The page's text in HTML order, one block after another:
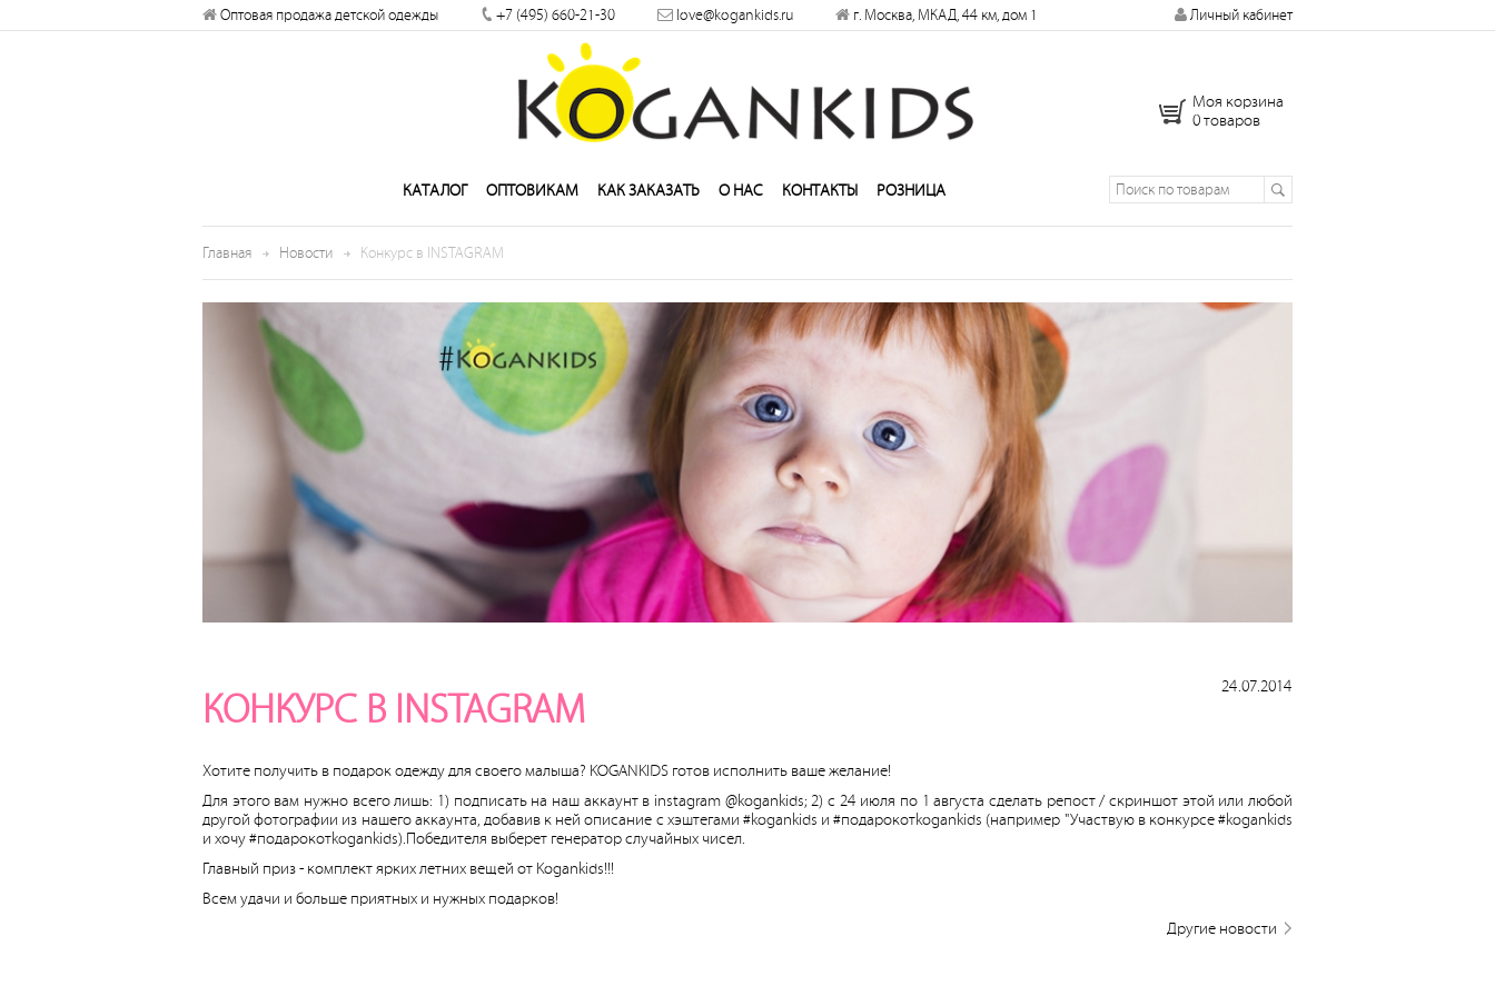
Разрешите сайту kogankids.ru
Разрешить
×
Оптовая продажа детской одежды +7 (495) 660-21-30 love@kogankids.ru г. Москва, МКАД, 44 км, дом 1 Личный кабинет
Моя корзина
0 товаров
КАТАЛОГ ОПТОВИКАМ КАК ЗАКАЗАТЬ О НАС КОНТАКТЫ РОЗНИЦА
Главная Новости Конкурс в INSTAGRAM
КОНКУРС В INSTAGRAM
24.07.2014
Хотите получить в подарок одежду для своего малыша? KOGANKIDS готов исполнить ваше желание!
Для этого вам нужно всего лишь: 1) подписать на наш аккаунт в instagram @kogankids; 2) с 24 июля по 1 августа сделать репост / скриншот этой или любой
другой фотографии из нашего аккаунта, добавив к ней описание с хэштегами #kogankids и #подарокотkogankids (например "Участвую в конкурсе #kogankids
и хочу #подарокотkogankids).Победителя выберет генератор случайных чисел.
Главный приз - комплект ярких летних вещей от Kogankids!!!
Всем удачи и больше приятных и нужных подарков!
Другие новости